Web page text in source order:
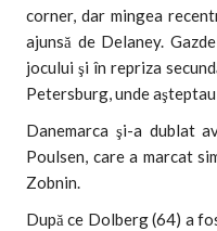
corner, dar mingea
ajunsă de Delaney.
jocului şi în repriza
Petersburg, unde
Danemarca şi-a dublat
Poulsen, care a marcat
Zobnin.
După ce Dolberg (64) a